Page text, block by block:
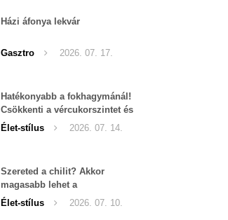
Házi áfonya lekvár
Gasztro 2026. 07. 17.
Hatékonyabb a fokhagymánál!
Csökkenti a vércukorszintet és
a magas vérnyomást is!
Élet-stílus 2026. 07. 14.
Szereted a chilit? Akkor
magasabb lehet a
tesztoszteron-szinted
Élet-stílus 2026. 07. 10.